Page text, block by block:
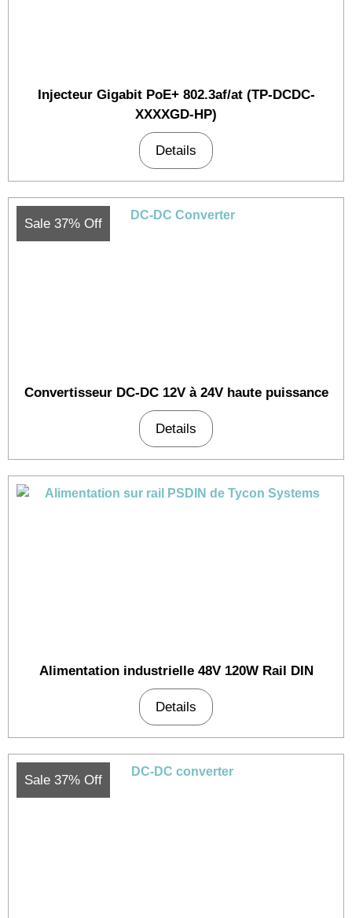
Injecteur Gigabit PoE+ 802.3af/at (TP-DCDC-
XXXXGD-HP)
Details
Sale 37% Off
Convertisseur DC-DC 12V à 24V haute puissance
Details
Alimentation industrielle 48V 120W Rail DIN
Details
Sale 37% Off